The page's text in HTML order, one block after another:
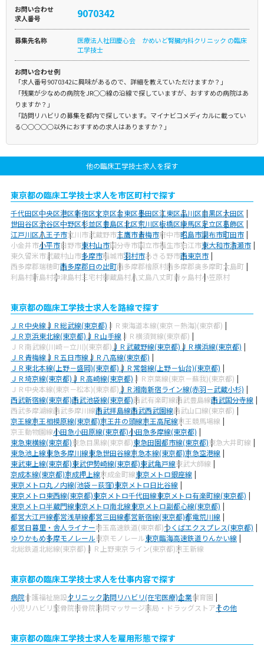
お問い合わせ
求人番号
9070342
募集先名称
医療法人社団慶心会 かめいど腎臓内科クリニック の臨床
工学技士
お問い合わせ例
「求人番号9070342に興味があるので、詳細を教えていただけますか？」
「残業が少なめの病院をJR○○線の沿線で探していますが、おすすめの病院はあ
りますか？」
「訪問リハビリの募集を都内で探しています。マイナビコメディカルに載ってい
る○○○○○以外におすすめの求人はありますか？」
他の臨床工学技士求人を探す
東京都の臨床工学技士求人を市区町村で探す
千代田区中央区港区新宿区文京区台東区墨田区江東区品川区目黒区大田区
世田谷区渋谷区中野区杉並区豊島区北区荒川区板橋区練馬区足立区葛飾区
江戸川区八王子市立川市武蔵野市三鷹市青梅市府中市昭島市調布市町田市
小金井市小平市日野市東村山市国分寺市国立市福生市狛江市東大和市清瀬市
東久留米市武蔵村山市多摩市稲城市羽村市あきる野市西東京市
西多摩郡瑞穂町西多摩郡日の出町西多摩郡檜原村西多摩郡奥多摩町大島町
利島村新島村神津島村三宅村御蔵島村八丈島八丈町青ヶ島村小笠原村
東京都の臨床工学技士求人を路線で探す
ＪＲ中央線ＪＲ総武線(東京都) ＪＲ東海道本線(東京－熱海)(東京都)
ＪＲ京浜東北線(東京都)ＪＲ山手線 ＪＲ横須賀線(東京都)
ＪＲ南武線(川崎－立川)(東京都)ＪＲ武蔵野線(東京都)ＪＲ横浜線(東京都)
ＪＲ青梅線ＪＲ五日市線ＪＲ八高線(東京都)
ＪＲ東北本線(上野－盛岡)(東京都)ＪＲ常磐線(上野－仙台)(東京都)
ＪＲ埼京線(東京都)ＪＲ高崎線(東京都) ＪＲ京葉線(東京－蘇我)(東京都)
ＪＲ中央本線(東京－松本)(東京都)ＪＲ湘南新宿ライン線(赤羽－武蔵小杉)
西武新宿線(東京都)西武池袋線(東京都)西武有楽町線西武豊島線西武国分寺線
西武多摩湖線西武多摩川線西武拝島線西武西武園線西武山口線(東京都)
京王線京王相模原線(東京都)京王井の頭線京王高尾線京王競馬場線
京王動物園線小田急小田原線(東京都)小田急多摩線(東京都)
東急東横線(東京都)東急目黒線(東京都)東急田園都市線(東京都)東急大井町線
東急池上線東急多摩川線東急世田谷線京急本線(東京都)京急空港線
東武東上線(東京都)東武伊勢崎線(東京都)東武亀戸線東武大師線
京成本線(東京都)京成押上線京成金町線東京メトロ銀座線
東京メトロ丸ノ内線(池袋－荻窪)東京メトロ日比谷線
東京メトロ東西線(東京都)東京メトロ千代田線東京メトロ有楽町線(東京都)
東京メトロ半蔵門線東京メトロ南北線東京メトロ副都心線(東京都)
都営大江戸線都営浅草線都営三田線都営新宿線(東京都)都電荒川線
都営日暮里・舎人ライナー埼玉高速鉄道(東京都)つくばエクスプレス(東京都)
ゆりかもめ多摩モノレール東京モノレール東京臨海高速鉄道りんかい線
北総鉄道北総線(東京都) ＪＲ上野東京ライン(東京都)京王新線
東京都の臨床工学技士求人を仕事内容で探す
病院介護福祉施設クリニック訪問リハビリ(在宅医療)企業保育園
小児リハビリ整骨院接骨院訪問マッサージ薬局・ドラッグストアその他
東京都の臨床工学技士求人を雇用形態で探す